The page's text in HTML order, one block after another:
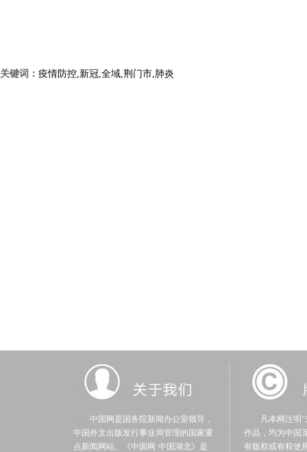
关键词： 疫情防控,新冠,全域,荆门市,肺炎